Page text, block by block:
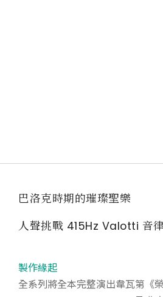
巴洛克時期的璀璨聖樂
人聲挑戰 415Hz Valotti 音
製作緣起
全系列將全本完整演出韋瓦第《